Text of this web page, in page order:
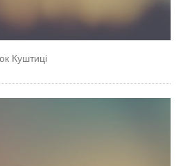
Куштиці